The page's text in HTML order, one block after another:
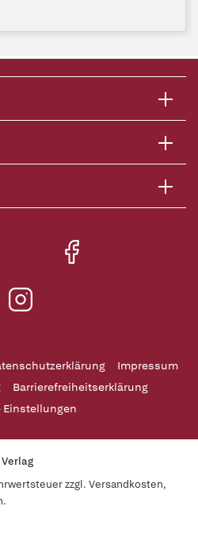
Impressum
Barrierefreiheitserklärung
Einstellungen
zzgl. Versandkosten,